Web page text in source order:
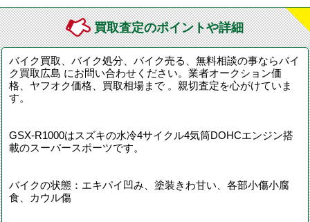
買取査定のポイントや詳細
バイク買取、バイク処分、バイク売る、無料相談の事ならバイ
ク買取広島 にお問い合わせください。業者オークション価
格、ヤフオク価格、買取相場まで 。親切査定を心がけていま
す。
GSX-R1000はスズキの水冷4サイクル4気筒DOHCエンジン搭
載のスーパースポーツです。
バイクの状態：エキパイ凹み、塗装きわ甘い、各部小傷小腐
食、カウル傷